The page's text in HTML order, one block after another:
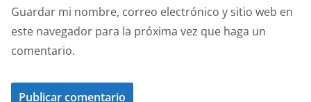
Guardar mi nombre, correo electrónico y sitio web en
este navegador para la próxima vez que haga un
comentario.